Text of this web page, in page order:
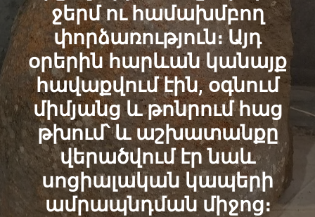
ջերմ ու համախմբող
փորձառություն։ Այդ
օրերին հարևան կանայք
հավաքվում էին, օգնում
միմյանց և թոնրում հաց
թխում՝ և աշխատանքը
վերածվում էր նաև
սոցիալական կապերի
ամրապնդման միջոց։